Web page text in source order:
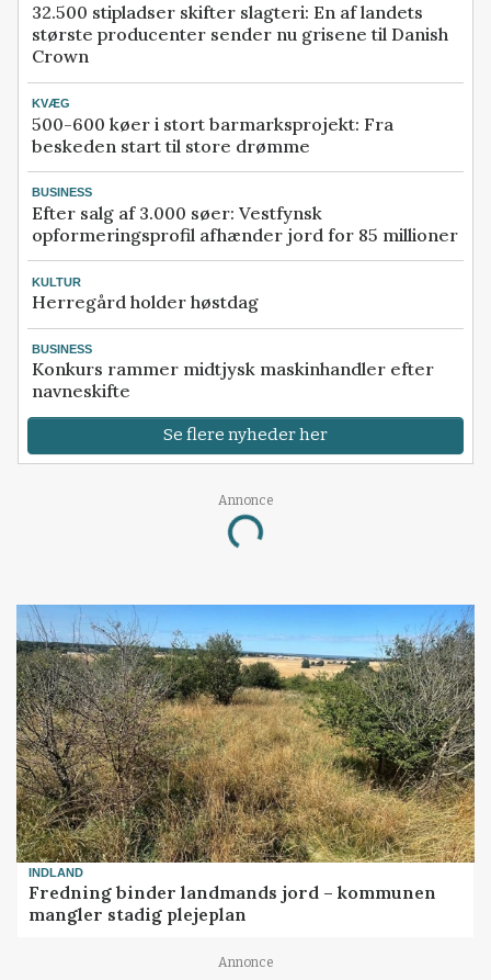
32.500 stipladser skifter slagteri: En af landets
største producenter sender nu grisene til Danish
Crown
KVÆG
500-600 køer i stort barmarksprojekt: Fra
beskeden start til store drømme
BUSINESS
Efter salg af 3.000 søer: Vestfynsk
opformeringsprofil afhænder jord for 85 millioner
KULTUR
Herregård holder høstdag
BUSINESS
Konkurs rammer midtjysk maskinhandler efter
navneskifte
Se flere nyheder her
Annonce
Loading...
INDLAND
Fredning binder landmands jord – kommunen
mangler stadig plejeplan
Annonce